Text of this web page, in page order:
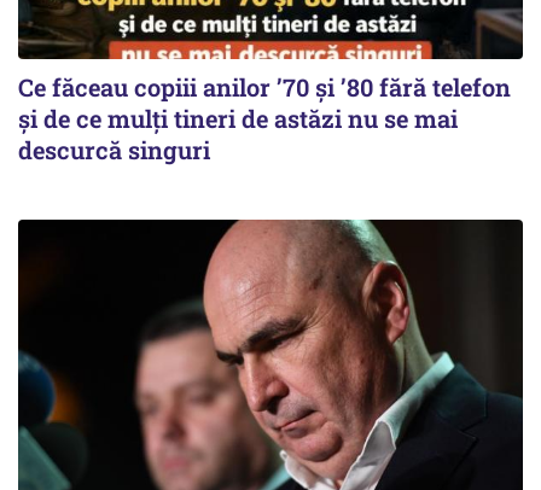
Ce făceau copiii anilor ’70 și ’80 fără telefon
și de ce mulți tineri de astăzi nu se mai
descurcă singuri